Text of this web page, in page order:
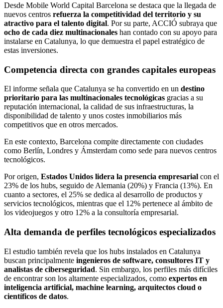
Desde Mobile World Capital Barcelona se destaca que la llegada de
nuevos centros refuerza la competitividad del territorio y su
atractivo para el talento digital. Por su parte, ACCIÓ subraya que
ocho de cada diez multinacionales han contado con su apoyo para
instalarse en Catalunya, lo que demuestra el papel estratégico de
estas inversiones.
Competencia directa con grandes capitales europeas
El informe señala que Catalunya se ha convertido en un destino
prioritario para las multinacionales tecnológicas gracias a su
reputación internacional, la calidad de sus infraestructuras, la
disponibilidad de talento y unos costes inmobiliarios más
competitivos que en otros mercados.
En este contexto, Barcelona compite directamente con ciudades
como Berlín, Londres y Ámsterdam como sede para nuevos centros
tecnológicos.
Por origen, Estados Unidos lidera la presencia empresarial con el
23% de los hubs, seguido de Alemania (20%) y Francia (13%). En
cuanto a sectores, el 25% se dedica al desarrollo de productos y
servicios tecnológicos, mientras que el 12% pertenece al ámbito de
los videojuegos y otro 12% a la consultoría empresarial.
Alta demanda de perfiles tecnológicos especializados
El estudio también revela que los hubs instalados en Catalunya
buscan principalmente ingenieros de software, consultores IT y
analistas de ciberseguridad. Sin embargo, los perfiles más difíciles
de encontrar son los altamente especializados, como expertos en
inteligencia artificial, machine learning, arquitectos cloud o
científicos de datos.